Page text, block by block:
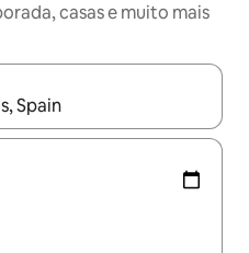
casas e muito mais
disponíveis, explore-os